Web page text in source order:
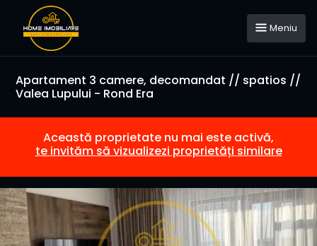
Meniu
Apartament 3 camere, decomandat // spatios //
Valea Lupului - Rond Era
Această proprietate nu mai este activă,
te invităm să vizualizezi proprietăți similare